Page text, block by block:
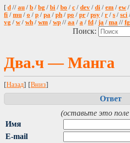
[ d // au / b / bg / bi / bo / c / dev / di / em / ew/
fi / mu / o / p / pa / ph / po / pr / psy / r / s / sci
vg / w/ wh / wm / wp // aa / a / fd / ja / ma // fg
Поиск:
Два.ч — Манга
[Назад] [Вниз]
Ответ
(оставьте это
Имя
E-mail